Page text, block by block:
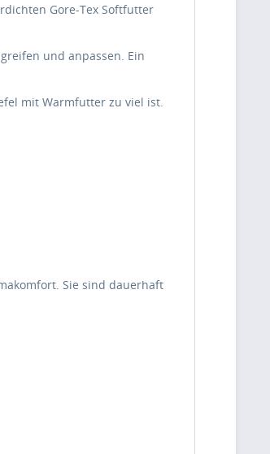
Gore-Tex Softfutter
und anpassen. Ein
mit Warmfutter zu viel ist.
Sie sind dauerhaft